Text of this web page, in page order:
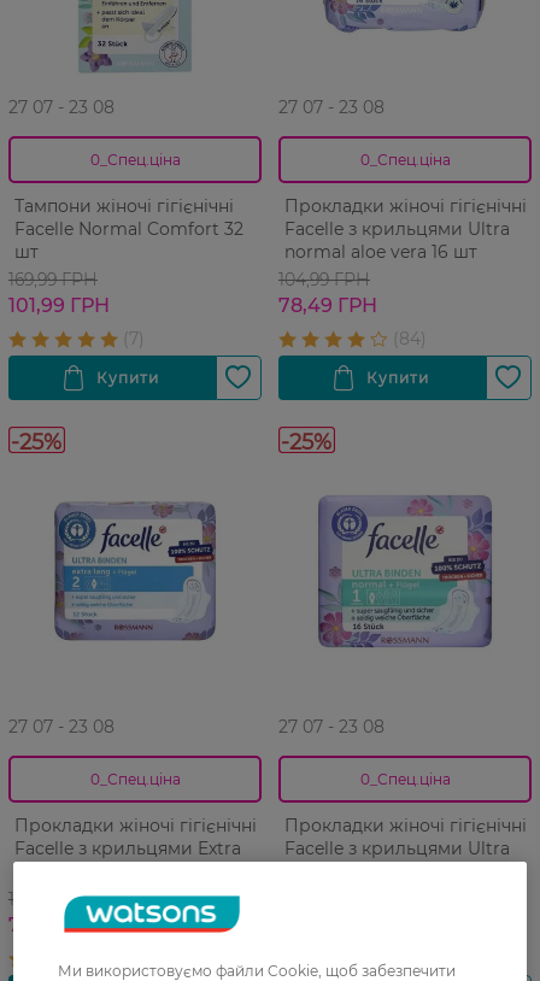
27 07 - 23 08
0_Спец.ціна
Тампони жіночі гігієнічні
Facelle Normal Comfort 32
шт
169,99 ГРН
101,99 ГРН
27 07 - 23 08
0_Спец.ціна
Прокладки жіночі гігієнічні
Facelle з крильцями Ultra
normal aloe vera 16 шт
104,99 ГРН
78,49 ГРН
-25%
27 07 - 23 08
0_Спец.ціна
Прокладки жіночі гігієнічні
Facelle з крильцями Extra
104,99 ГРН
78,49 ГРН
-25%
27 07 - 23 08
0_Спец.ціна
Прокладки жіночі гігієнічні
Facelle з крильцями Ultra
Ми використовуємо файли Cookie, щоб забезпечити